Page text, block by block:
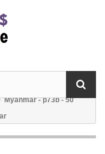
Myanmar - p73b - 50